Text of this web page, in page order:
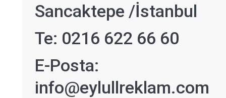
Sancaktepe /İstanbul
Te: 0216 622 66 60
E-Posta:
info@eylullreklam.com